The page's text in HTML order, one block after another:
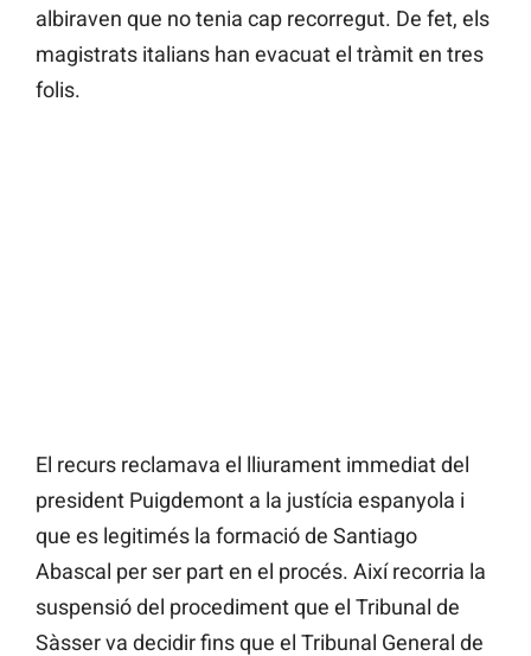
albiraven que no tenia cap recorregut. De fet, els
magistrats italians han evacuat el tràmit en tres
folis.
El recurs reclamava el lliurament immediat del
president Puigdemont a la justícia espanyola i
que es legitimés la formació de Santiago
Abascal per ser part en el procés. Així recorria la
suspensió del procediment que el Tribunal de
Sàsser va decidir fins que el Tribunal General de